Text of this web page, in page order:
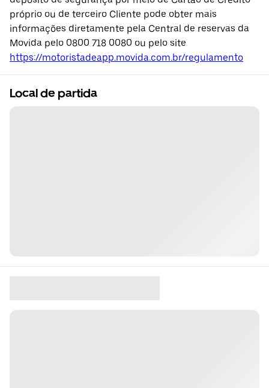
próprio ou de terceiro Cliente pode obter mais
informações diretamente pela Central de reservas da
Movida pelo 0800 718 0080 ou pelo site
https://motoristadeapp.movida.com.br/regulamento
Local de partida